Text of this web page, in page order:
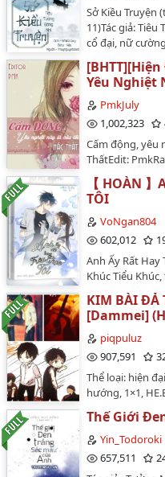
của ta." Bảo
tên là " Tham
https://
công X dễ
Sở Kiều Truyện
11)Tác giả:
cổ đại, nữ
13 ngoại
NâuNguồn:
một đặc công
thời phong
thành một
con gái ấy luôn
người cùng
bao tháng
nhưng luôn
đãng.Bị cuốn
tranh đoạt,
phận mình sẽ
vững trong trái
Yêu Nghiệt
PmkJuly
1,002,323
Cấm động, yêu
ThấtEdit:
loại: oan gia
lệ.Đó chính là
chân!!Hiện tại
đem Hàn Duẫn
vừa nhìn thấy
không xương
kinh kia là
này là của
không.Giả tạo
đạo Nữ
Bách Gia Trang
http://
t=3077…
【 HOÀN
TÔI
VoNgan804
602,012
Anh Ấy Rất Hay
Khúc Tiểu
trường kể về
Trong ngày
một cuộc đánh
minh và nhanh
trưởng đang bị
trường khiến
tránh vì khiếp
bắt đầu khi học
thiện cảm với
sinh vô cùng
thông
KIM BÀI ĐẢ
[Dammei]
piqpuluz
907,591
Thể loại: hiện
hướng, 1×1,
https://
bai-da-thu-
của tác giả
thế giới ngầm
Thế Giới
Yin_Todoroki
657,511